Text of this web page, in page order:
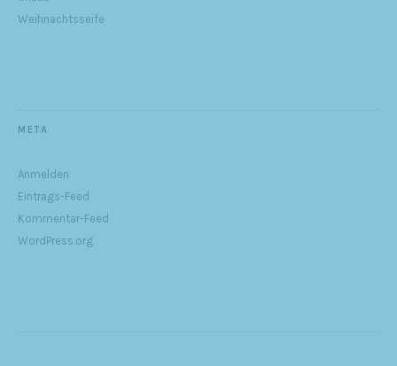
Weihnachtsseife
META
Anmelden
Eintrags-Feed
Kommentar-Feed
WordPress.org